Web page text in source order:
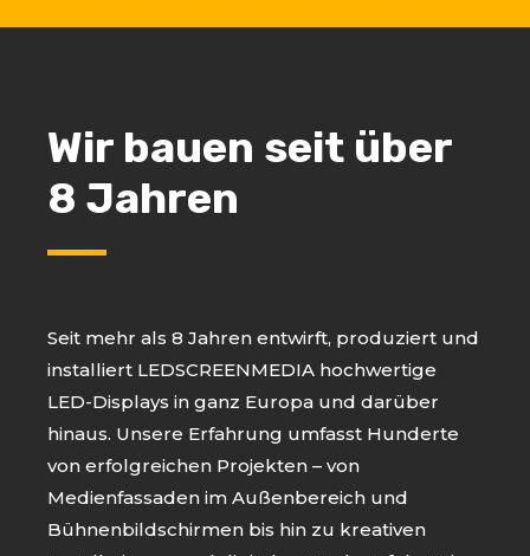
Wir bauen seit über
8 Jahren
Seit mehr als 8 Jahren entwirft, produziert und
installiert LEDSCREENMEDIA hochwertige
LED-Displays in ganz Europa und darüber
hinaus. Unsere Erfahrung umfasst Hunderte
von erfolgreichen Projekten – von
Medienfassaden im Außenbereich und
Bühnenbildschirmen bis hin zu kreativen